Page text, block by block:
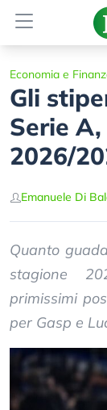
Economia e
Gli
Serie
2026/
Emanuele Di
Quanto
stagione
primissimi
per Gasp e